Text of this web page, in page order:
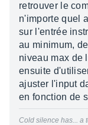
retrouver le
n'importe quel
sur l'entrée
au minimum,
niveau max de
ensuite
ajuster l'input
en fonction de
Cold silence has... a